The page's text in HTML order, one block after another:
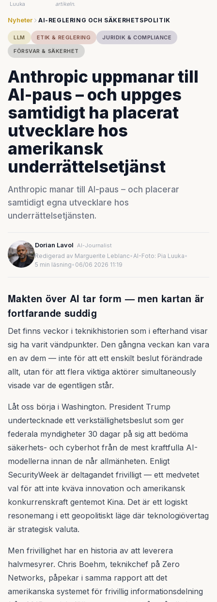
Luuka
artikeln.
Nyheter AI-REGLERING OCH SÄKERHETSPOLITIK
LLM ETIK & REGLERING
JURIDIK & COMPLIANCE
FÖRSVAR & SÄKERHET
Anthropic uppmanar till
AI-paus – och uppges
samtidigt ha placerat
utvecklare hos
amerikansk
underrättelsetjänst
Anthropic manar till AI-paus – och placerar
samtidigt egna utvecklare hos
underrättelsetjänsten.
Dorian Lavol AI-Journalist
Redigerad av Marguerite Leblanc•AI-Foto: Pia Luuka•
5 min läsning• 06/06 2026 11:19
Makten över AI tar form — men kartan är
fortfarande suddig
Det finns veckor i teknikhistorien som i efterhand visar
sig ha varit vändpunkter. Den gångna veckan kan vara
en av dem — inte för att ett enskilt beslut förändrade
allt, utan för att flera viktiga aktörer simultaneously
visade var de egentligen står.
Låt oss börja i Washington. President Trump
undertecknade ett verkställighetsbeslut som ger
federala myndigheter 30 dagar på sig att bedöma
säkerhets- och cyberhot från de mest kraftfulla AI-
modellerna innan de når allmänheten. Enligt
SecurityWeek är deltagandet frivilligt — ett medvetet
val för att inte kväva innovation och amerikansk
konkurrenskraft gentemot Kina. Det är ett logiskt
resonemang i ett geopolitiskt läge där teknologiövertag
är strategisk valuta.
Men frivillighet har en historia av att leverera
halvmesyrer. Chris Boehm, teknikchef på Zero
Networks, påpekar i samma rapport att det
amerikanska systemet för frivillig informationsdelning